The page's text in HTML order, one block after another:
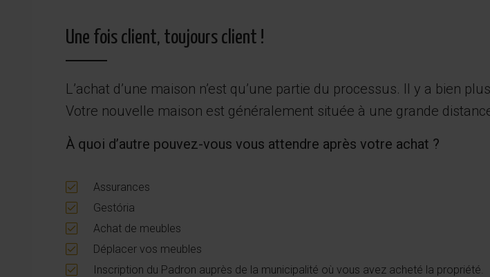
Une fois client, toujours client !
L’achat d’une maison n’est qu’une partie du processus. Il y a bien
Votre nouvelle maison est généralement située à une grande
À quoi d’autre pouvez-vous vous attendre après votre achat ?
Assurances
Gestória
Achat de meubles
Déplacer vos meubles
Inscription du Padron auprès de la municipalité où vous avez acheté la propriété.